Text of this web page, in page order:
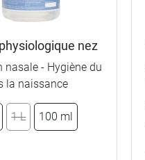
nez
nasale - Hygiène du
la naissance
1 L 100 ml